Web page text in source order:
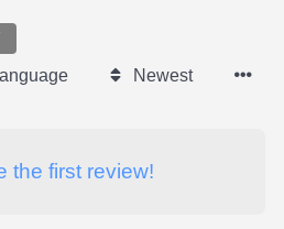
Newest
the first review!